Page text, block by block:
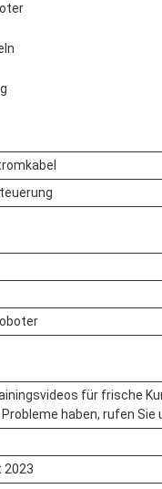
für frische
haben, rufen Sie
2023